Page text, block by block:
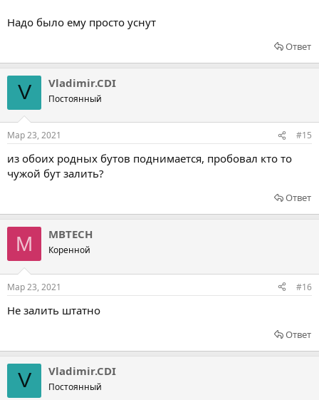
Надо было ему просто уснут
Ответ
V Vladimir.CDI
Постоянный
Мар 23, 2021 #15
из обоих родных бутов поднимается, пробовал кто то
чужой бут залить?
Ответ
M MBTECH
Коренной
Мар 23, 2021 #16
Не залить штатно
Ответ
V Vladimir.CDI
Постоянный